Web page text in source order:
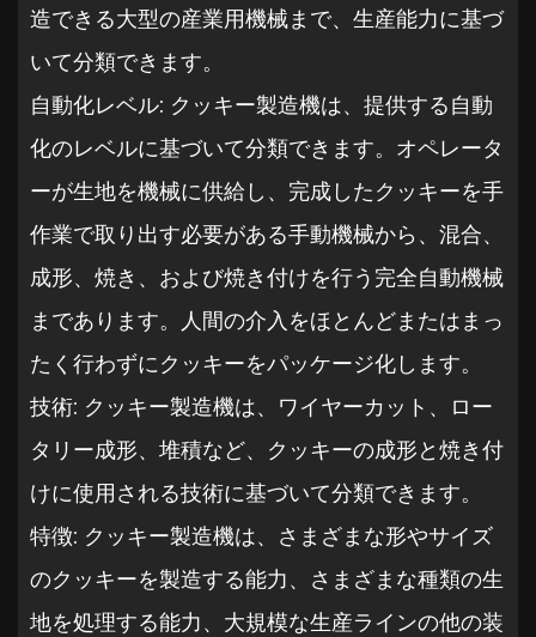
造できる大型の産業用機械まで、生産能力に基づ
いて分類できます。
自動化レベル: クッキー製造機は、提供する自動
化のレベルに基づいて分類できます。オペレータ
ーが生地を機械に供給し、完成したクッキーを手
作業で取り出す必要がある手動機械から、混合、
成形、焼き、および焼き付けを行う完全自動機械
まであります。人間の介入をほとんどまたはまっ
たく行わずにクッキーをパッケージ化します。
技術: クッキー製造機は、ワイヤーカット、ロー
タリー成形、堆積など、クッキーの成形と焼き付
けに使用される技術に基づいて分類できます。
特徴: クッキー製造機は、さまざまな形やサイズ
のクッキーを製造する能力、さまざまな種類の生
地を処理する能力、大規模な生産ラインの他の装